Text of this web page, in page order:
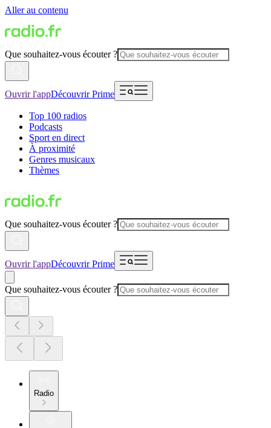
Aller au contenu
Que souhaitez-vous écouter ?
Ouvrir l'appDécouvrir Prime
Top 100 radios
Podcasts
Sport en direct
À proximité
Genres musicaux
Thèmes
Que souhaitez-vous écouter ?
Ouvrir l'appDécouvrir Prime
Que souhaitez-vous écouter ?
Radio